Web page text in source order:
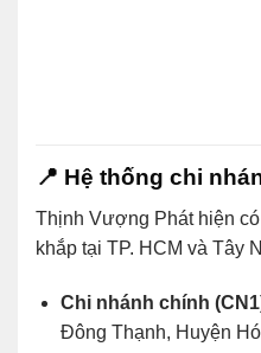
📍 Hệ thống chi
Thịnh Vượng Phát hiện
khắp tại TP. HCM và Tây
Chi nhánh chính
Đông Thạnh, Huyện